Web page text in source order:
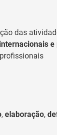
das
, elaboração,